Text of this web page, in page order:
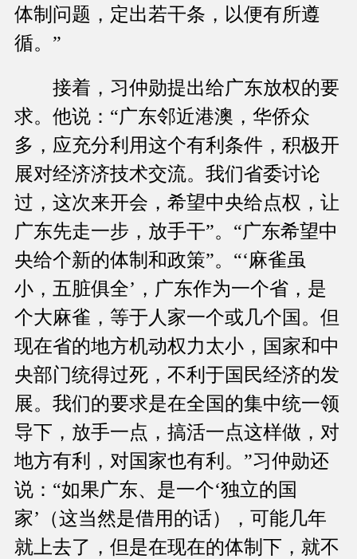
体制问题，定出若干条，以便有所遵
循。”
接着，习仲勋提出给广东放权的要
求。他说：“广东邻近港澳，华侨众
多，应充分利用这个有利条件，积极开
展对经济济技术交流。我们省委讨论
过，这次来开会，希望中央给点权，让
广东先走一步，放手干”。“广东希望中
央给个新的体制和政策”。“‘麻雀虽
小，五脏俱全’，广东作为一个省，是
个大麻雀，等于人家一个或几个国。但
现在省的地方机动权力太小，国家和中
央部门统得过死，不利于国民经济的发
展。我们的要求是在全国的集中统一领
导下，放手一点，搞活一点这样做，对
地方有利，对国家也有利。”习仲勋还
说：“如果广东、是一个‘独立的国
家’（这当然是借用的话），可能几年
就上去了，但是在现在的体制下，就不